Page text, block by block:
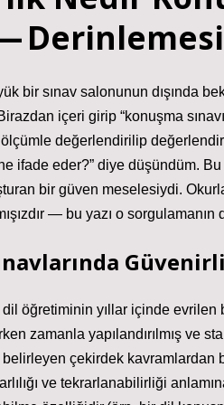
—
bir sınav salonunun dışında
içeri girip “konuşma
değerlendirilip
ne ifade eder?” diye düşündüm.
bir güven meselesiydi.
— bu yazı o
dil öğretiminin yıllar içinde
zamanla yapılandırılmış ve
belirleyen çekirdek
ve tekrarlanabilirliği